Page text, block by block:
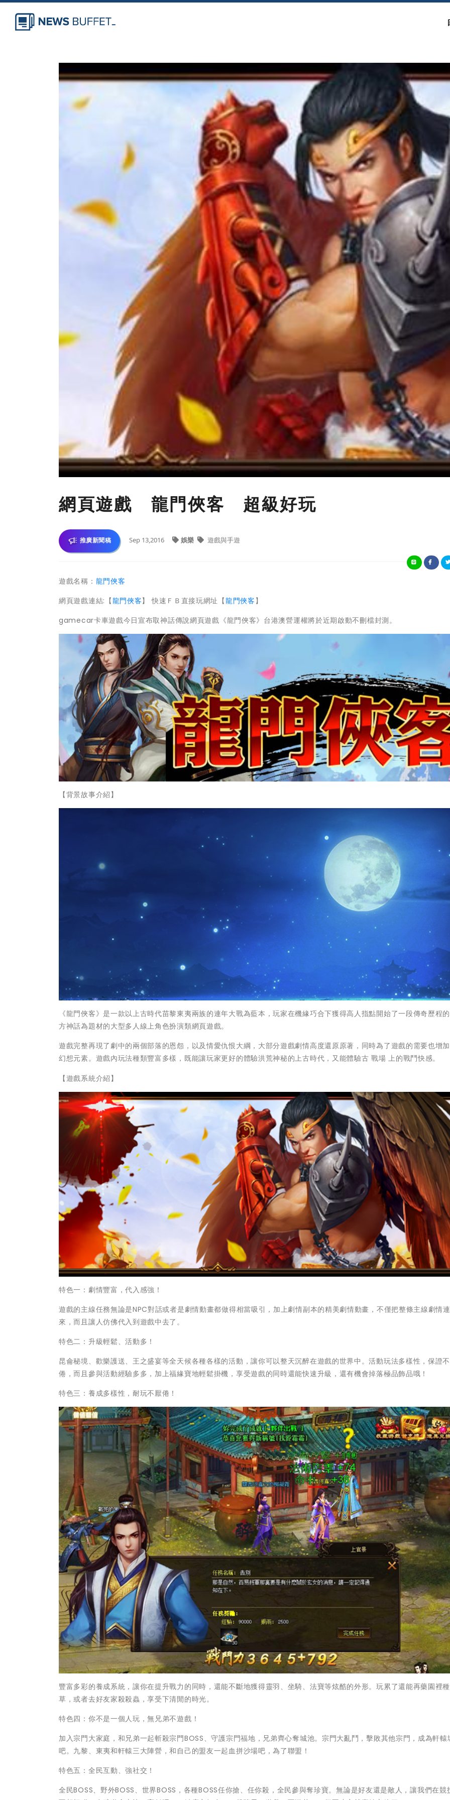
網頁遊戲 龍門俠客 超級好玩
推廣新聞稿 Sep 13,2016 娛樂 遊戲與手遊
遊戲名稱： 龍門俠客
網頁遊戲連結:【龍門俠客】 快速ＦＢ直接玩網址【龍門俠客 】
gamecar卡車遊戲今日宣布取神話傳說網頁遊戲《龍門俠客》台港澳營運權將於近期啟動不刪檔封測。
【背景故事介紹】
《龍門俠客》是一款以上古時代苗黎東夷兩族的連年大戰為藍本，玩家在機緣巧合下獲得高人指點開始了一段傳奇歷程
方神話為題材的大型多人線上角色扮演類網頁遊戲。
遊戲完整再現了劇中的兩個部落的恩怨，以及情愛仇恨大綱，大部分遊戲劇情高度還原原著，同時為了遊戲的需要也增
幻想元素。遊戲內玩法種類豐富多樣，既能讓玩家更好的體驗洪荒神秘的上古時代，又能體驗古 戰場 上的戰鬥快感。
【遊戲系統介紹】
特色一：劇情豐富，代入感強！
遊戲的主線任務無論是NPC對話或者是劇情動畫都做得相當吸引，加上劇情副本的精美劇情動畫，不僅把整條主線劇情
來，而且讓人仿佛代入到遊戲中去了。
特色二：升級輕鬆、活動多！
昆侖秘境、歡樂護送、王之盛宴等全天候各種各樣的活動，讓你可以整天沉醉在遊戲的世界中。活動玩法多樣性，保證
倦，而且參與活動經驗多多，加上福緣寶地輕鬆掛機，享受遊戲的同時還能快速升級，還有機會掉落極品飾品哦！
特色三：養成多樣性，耐玩不厭倦！
豐富多彩的養成系統，讓你在提升戰力的同時，還能不斷地獲得靈羽、坐騎、法寶等炫酷的外形。玩累了還能再藥園裡
草，或者去好友家殺殺蟲，享受下清閒的時光。
特色四：你不是一個人玩，無兄弟不遊戲！
加入宗門大家庭，和兄弟一起斬殺宗門BOSS、守護宗門福地，兄弟齊心奪城池。宗門大亂鬥，擊敗其他宗門，成為軒轅
吧。九黎、東夷和軒轅三大陣營，和自己的盟友一起血拼沙場吧，為了聯盟！
特色五：全民互動、強社交！
全民BOSS、野外BOSS、世界BOSS，各種BOSS任你搶、任你殺，全民參與奪珍寶。無論是好友還是敵人，讓我們在競